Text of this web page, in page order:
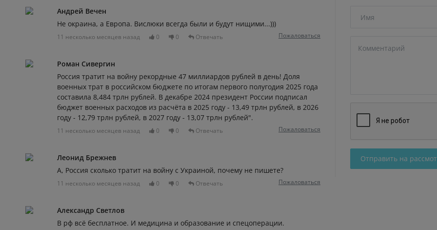
Андрей Вечен
Не окраина, а Европа. Вислюки всегда были и будут нищими...)))
11 несколько месяцев назад 0 0 Отвечать Пожаловаться
Роман Сивергин
Россия тратит на войну рекордные 47 миллиардов рублей в день! Доля
военных трат в российском бюджете по итогам первого полугодия 2025 года
составила 8,484 трлн рублей. В декабре 2024 президент России подписал
бюджет военных расходов из расчёта в 2025 году - 13,49 трлн рублей, в 2026
году - 12,79 трлн рублей, в 2027 году - 13,07 трлн рублей".
11 несколько месяцев назад 0 0 Отвечать Пожаловаться
Леонид Брежнев
А, Россия сколько тратит на войну с Украиной, почему не пишете?
11 несколько месяцев назад 0 0 Отвечать Пожаловаться
Александр Светлов
В рф всё бесплатное. И медицина и образование и спецоперации.
Отправить на